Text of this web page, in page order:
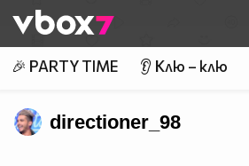
👾
🎉 PARTY TIME 👂 Клю – клю
directioner_98